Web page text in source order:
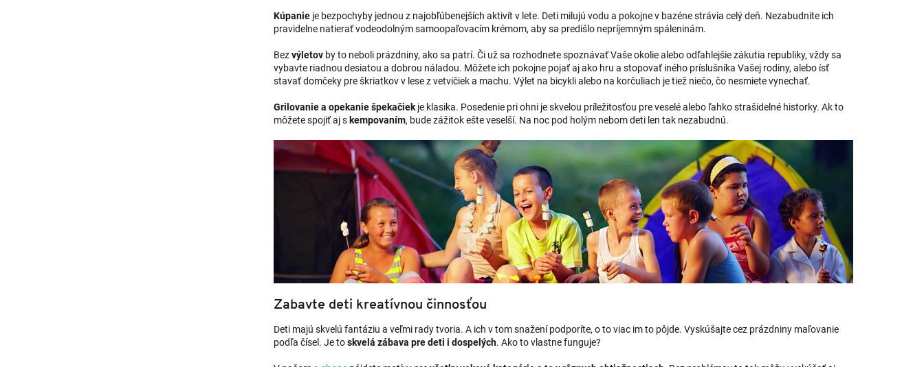
Kúpanie je bezpochyby jednou z najobľúbenejších aktivít v lete. Deti milujú vodu a pokojne v bazéne strávia celý deň. Nezabudnite ich
pravidelne natierať vodeodolným samoopaľovacím krémom, aby sa predišlo nepríjemným spáleninám.
Bezvýletov by to neboli prázdniny, ako sa patrí. Či už sa rozhodnete spoznávať Vaše okolie alebo odľahlejšie zákutia republiky, vždy sa
vybavte riadnou desiatou a dobrou náladou. Môžete ich pokojne pojať aj ako hru a stopovať iného príslušníka Vašej rodiny, alebo ísť
stavať domčeky pre škriatkov v lese z vetvičiek a machu. Výlet na bicykli alebo na korčuliach je tiež niečo, čo nesmiete vynechať.
Grilovanie a opekanie špekačiekje klasika. Posedenie pri ohni je skvelou príležitosťou pre veselé alebo ľahko strašidelné historky. Ak to
môžete spojiť aj s kempovaním, bude zážitok ešte veselší. Na noc pod holým nebom deti len tak nezabudnú.
Zabavte deti kreatívnou činnosťou
Deti majú skvelú fantáziu a veľmi rady tvoria. A ich v tom snažení podporíte, o to viac im to pôjde. Vyskúšajte cez prázdniny maľovanie
podľa čísel. Je toskvelá zábava pre deti i dospelých. Ako to vlastne funguje?